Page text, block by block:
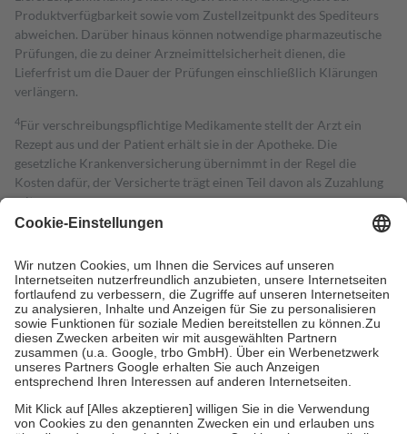
Produktverfügbarkeit sowie vom Zustellzeitpunkt des Spediteurs
abweichen. Darüber hinaus können notwendige pharmazeutische
Prüfungen, die zu deiner Arzneimittelsicherheit dienen, die
Lieferfrist um die Dauer der Prüfungen einschließlich Klärungen
verlängern.
4Für verschreibungspflichtige Medikamente stellt der Arzt ein
Rezept aus und der Patient erhält sie in der Apotheke. Die
gesetzliche Krankenversicherung übernimmt in der Regel die
Kosten dafür, der Versicherte trägt einen Teil davon als Zuzahlung
mit.
Grundsätzlich leisten Mitglieder Zuzahlungen in Höhe von zehn
höchstens zehn Euro.
Es sind jedoch nie mehr als die tatsächlichen
Kosten der Leistung zu entrichten.
Diese Regeln gelten grundsätzlich auch für Online-Apotheken.
Bei Heilmitteln und häuslicher Krankenpflege beträgt die
Zuzahlung zehn Prozent der Kosten sowie zehn Euro je
Verordnung.
Um das Engagement der Versicherten für ihre eigene Gesundheit zu
stärken und die besondere Stellung der Familie zu unterstützen,
fallenkeine Zuzahlungenan bei:
• Kindern und Jugendlichen bis zum vollendeten 18. Lebensjahr